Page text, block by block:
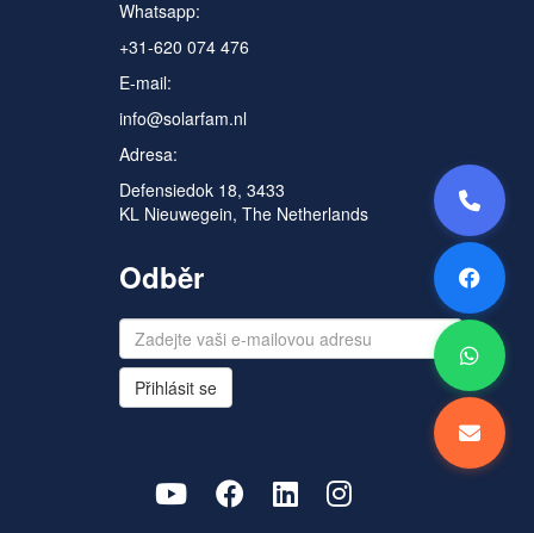
Whatsapp:
+31-620 074 476
E-mail:
info@solarfam.nl
Adresa:
Defensiedok 18, 3433
KL Nieuwegein, The Netherlands
Odběr
Přihlásit se